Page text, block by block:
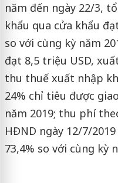
năm đến ngày 22/3,
khẩu qua cửa khẩu
so với cùng kỳ năm
đạt 8,5 triệu USD,
thu thuế xuất nhập
24% chỉ tiêu được
năm 2019; thu phí
HĐND ngày 12/7/
73,4% so với cùng kỳ